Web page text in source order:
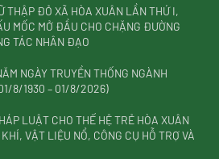
THẬP ĐỎ XÃ HÒA XUÂN LẦN THỨ I,
MỐC MỞ ĐẦU CHO CHẶNG ĐƯỜNG
TÁC NHÂN ĐẠO
NGÀY TRUYỀN THỐNG NGÀNH
8/1930 – 01/8/2026)
LUẬT CHO THẾ HỆ TRẺ HÒA XUÂN
VẬT LIỆU NỔ, CÔNG CỤ HỖ TRỢ VÀ